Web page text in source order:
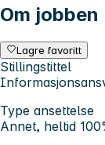
Om jobben
Lagre favoritt
Stillingstittel
Type ansettelse
Annet, heltid